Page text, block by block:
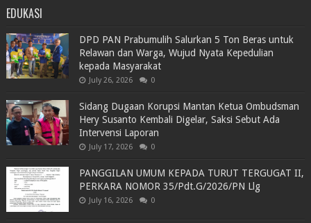
EDUKASI
DPD PAN Prabumulih Salurkan 5 Ton Beras untuk
Relawan dan Warga, Wujud Nyata Kepedulian
kepada Masyarakat
July 26, 2026 0
Sidang Dugaan Korupsi Mantan Ketua Ombudsman
Hery Susanto Kembali Digelar, Saksi Sebut Ada
Intervensi Laporan
July 17, 2026 0
PANGGILAN UMUM KEPADA TURUT TERGUGAT II,
PERKARA NOMOR 35/Pdt.G/2026/PN Llg
July 16, 2026 0